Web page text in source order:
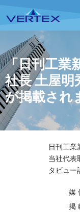
「日刊工業
社長 土屋
が掲載され
日刊工業
当社代表
タビュー
媒
掲